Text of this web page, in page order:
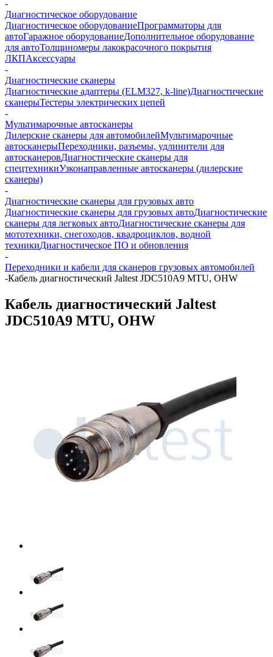
-
Диагностическое оборудование
Диагностическое оборудованиеПрограмматоры для
автоГаражное оборудованиеДополнительное оборудование
для автоТолщиномеры лакокрасочного покрытия
ЛКПАксессуары
-
Диагностические сканеры
Диагностические адаптеры (ELM327, k-line)Диагностические
сканерыТестеры электрических цепей
-
Мультимарочные автосканеры
Дилерские сканеры для автомобилейМультимарочные
автосканерыПереходники, разъемы, удлинители для
автосканеровДиагностические сканеры для
спецтехникиУзконаправленные автосканеры (дилерские
сканеры)
-
Диагностические сканеры для грузовых авто
Диагностические сканеры для грузовых автоДиагностические
сканеры для легковых автоДиагностические сканеры для
мототехники, снегоходов, квадроциклов, водной
техникиДиагностическое ПО и обновления
-
Переходники и кабели для сканеров грузовых автомобилей
-Кабель диагностический Jaltest JDC510A9 MTU, OHW
Кабель диагностический Jaltest
JDC510A9 MTU, OHW